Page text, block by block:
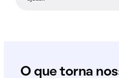
O que torna